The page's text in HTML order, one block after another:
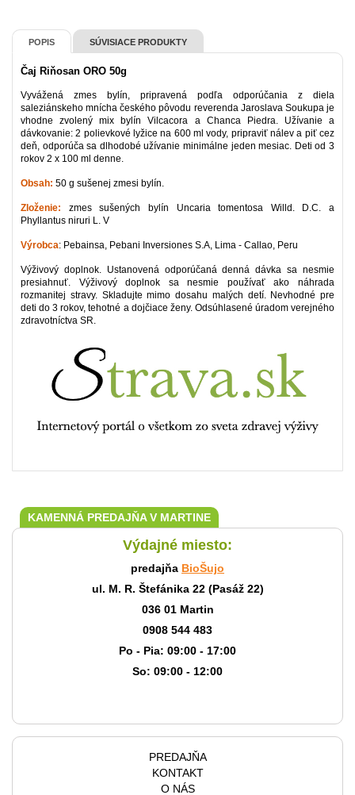
POPIS SÚVISIACE PRODUKTY
Čaj Riňosan ORO 50g
Vyvážená zmes bylín, pripravená podľa odporúčania z diela
saleziánskeho mnícha českého pôvodu reverenda Jaroslava Soukupa je
vhodne zvolený mix bylín Vilcacora a Chanca Piedra. Užívanie a
dávkovanie: 2 polievkové lyžice na 600 ml vody, pripraviť nálev a piť cez
deň, odporúča sa dlhodobé užívanie minimálne jeden mesiac. Deti od 3
rokov 2 x 100 ml denne.
Obsah: 50 g sušenej zmesi bylín.
Zloženie: zmes sušených bylín Uncaria tomentosa Willd. D.C. a
Phyllantus niruri L. V
Výrobca: Pebainsa, Pebani Inversiones S.A, Lima - Callao, Peru
Výživový doplnok. Ustanovená odporúčaná denná dávka sa nesmie
presiahnuť. Výživový doplnok sa nesmie používať ako náhrada
rozmanitej stravy. Skladujte mimo dosahu malých detí. Nevhodné pre
deti do 3 rokov, tehotné a dojčiace ženy. Odsúhlasené úradom verejného
zdravotníctva SR.
KAMENNÁ PREDAJŇA V MARTINE
Výdajné miesto:
predajňa BioŠujo
ul. M. R. Štefánika 22 (Pasáž 22)
036 01 Martin
0908 544 483
Po - Pia: 09:00 - 17:00
So: 09:00 - 12:00
PREDAJŇA
KONTAKT
O NÁS